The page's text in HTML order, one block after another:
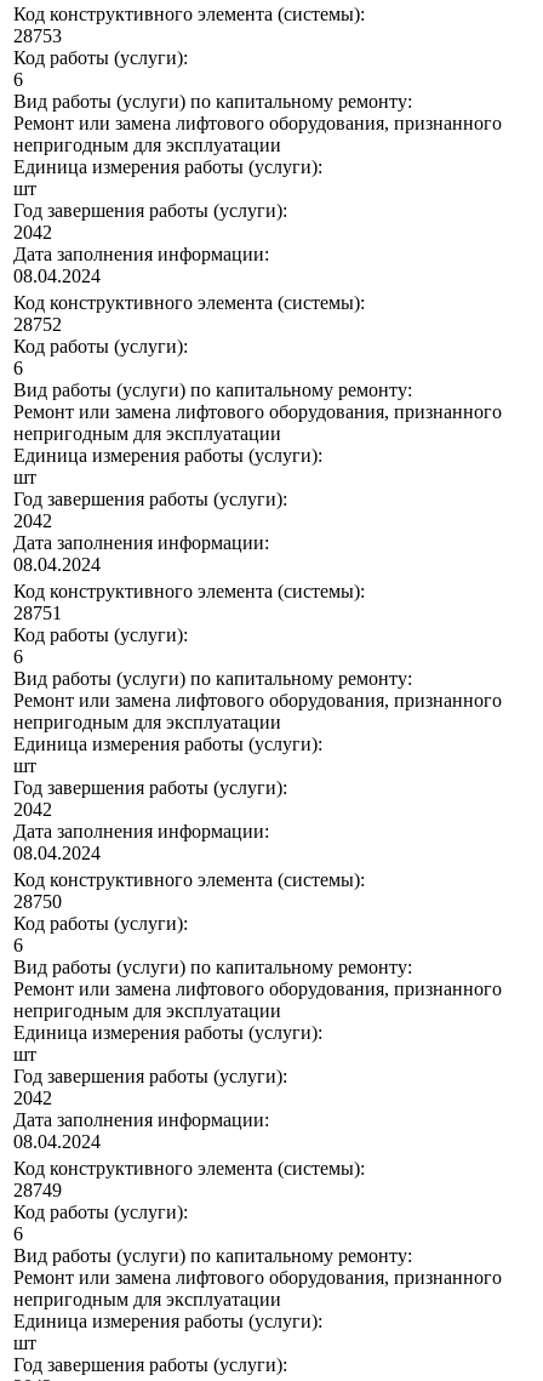
Код конструктивного элемента (системы):
28753
Код работы (услуги):
6
Вид работы (услуги) по капитальному ремонту:
Ремонт или замена лифтового оборудования, признанного
непригодным для эксплуатации
Единица измерения работы (услуги):
шт
Год завершения работы (услуги):
2042
Дата заполнения информации:
08.04.2024
Код конструктивного элемента (системы):
28752
Код работы (услуги):
6
Вид работы (услуги) по капитальному ремонту:
Ремонт или замена лифтового оборудования, признанного
непригодным для эксплуатации
Единица измерения работы (услуги):
шт
Год завершения работы (услуги):
2042
Дата заполнения информации:
08.04.2024
Код конструктивного элемента (системы):
28751
Код работы (услуги):
6
Вид работы (услуги) по капитальному ремонту:
Ремонт или замена лифтового оборудования, признанного
непригодным для эксплуатации
Единица измерения работы (услуги):
шт
Год завершения работы (услуги):
2042
Дата заполнения информации:
08.04.2024
Код конструктивного элемента (системы):
28750
Код работы (услуги):
6
Вид работы (услуги) по капитальному ремонту:
Ремонт или замена лифтового оборудования, признанного
непригодным для эксплуатации
Единица измерения работы (услуги):
шт
Год завершения работы (услуги):
2042
Дата заполнения информации:
08.04.2024
Код конструктивного элемента (системы):
28749
Код работы (услуги):
6
Вид работы (услуги) по капитальному ремонту:
Ремонт или замена лифтового оборудования, признанного
непригодным для эксплуатации
Единица измерения работы (услуги):
шт
Год завершения работы (услуги):